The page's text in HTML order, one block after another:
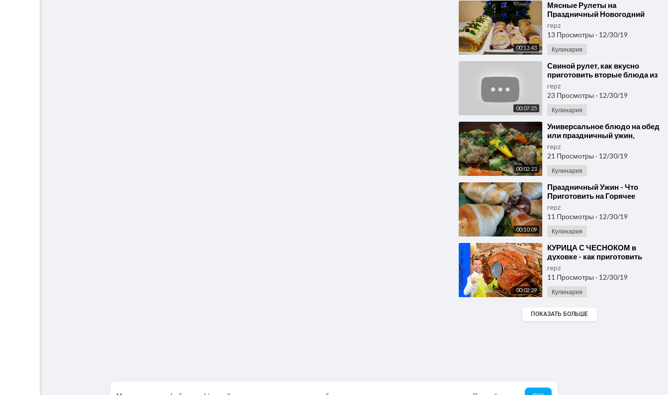
00:13:43
⁣Мясные Рулеты на
Праздничный Новогодний
стол 2020.Что приготовить на
Новый год 2020
repz
13 Просмотры · 12/30/19
Кулинария
00:07:35
⁣Свиной рулет, как вкусно
приготовить вторые блюда из
мяса на новогодний стол,
новогодние рецепты
repz
23 Просмотры · 12/30/19
Кулинария
00:02:23
⁣Универсальное блюдо на обед
или праздничный ужин,
которое приготовить проще
простого.
repz
21 Просмотры · 12/30/19
Кулинария
00:10:09
⁣Праздничный Ужин - Что
Приготовить на Горячее
repz
11 Просмотры · 12/30/19
Кулинария
00:02:29
⁣КУРИЦА С ЧЕСНОКОМ в
духовке - как приготовить
вкусный праздничный ужин -
новогодний стол
repz
11 Просмотры · 12/30/19
Кулинария
ПОКАЗАТЬ БОЛЬШЕ